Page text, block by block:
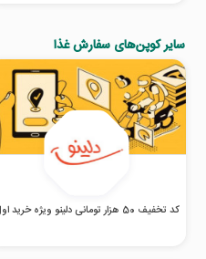
سایر کوپن‌های سفارش غذا
کد تخفیف 50 هزار تومانی دلینو ویژه خرید اول